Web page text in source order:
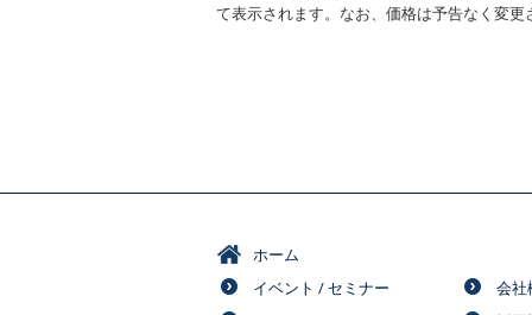
て表示されます。なお、価格は予告なく変
ホーム
イベント / セミナー
会社